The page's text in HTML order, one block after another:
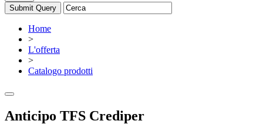
Home
>
L'offerta
>
Catalogo prodotti
Anticipo TFS Crediper